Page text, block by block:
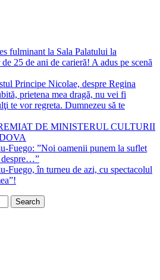
fulminant la Sala Palatului la
25 de ani de carieră! A adus pe scenă
Principe Nicolae, despre Regina
prietena mea dragă, nu vei fi
te vor regreta. Dumnezeu să te
DE MINISTERUL CULTURII
Fuego: ”Noi oamenii punem la suflet
despre…”
Fuego, în turneu de azi, cu spectacolul